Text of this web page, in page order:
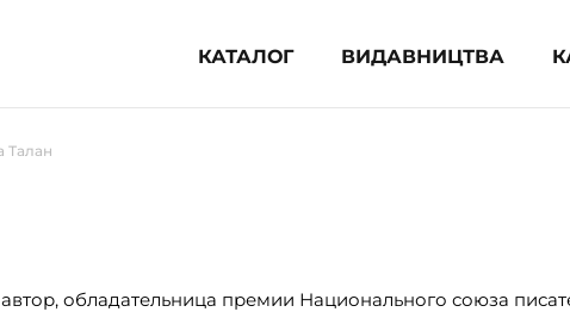
КАТАЛОГ ВИДАВНИЦТВА
література (1854)
література та посібники
Талан
обладательница премии Национального союза